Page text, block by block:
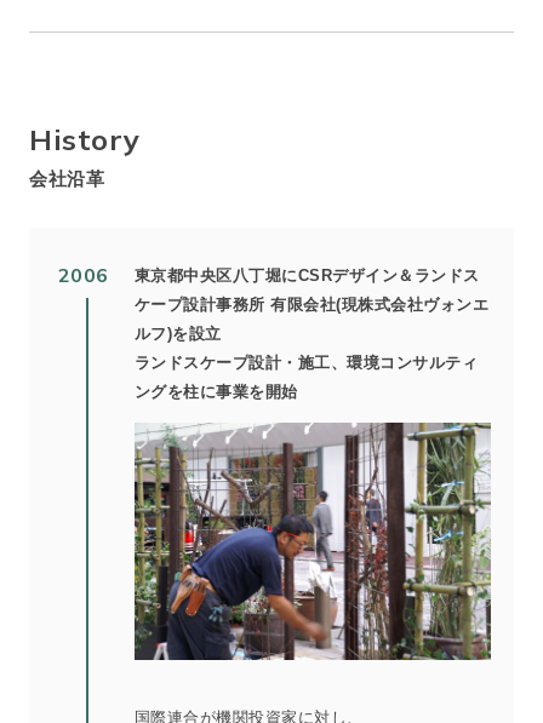
History
会社沿革
国際連合が機関投資家に対し、
2006
東京都中央区八丁堀にCSRデザイン＆ランドス
ケープ設計事務所 有限会社(現株式会社ヴォンエ
ルフ)を設立
ランドスケープ設計・施工、環境コンサルティ
ングを柱に事業を開始